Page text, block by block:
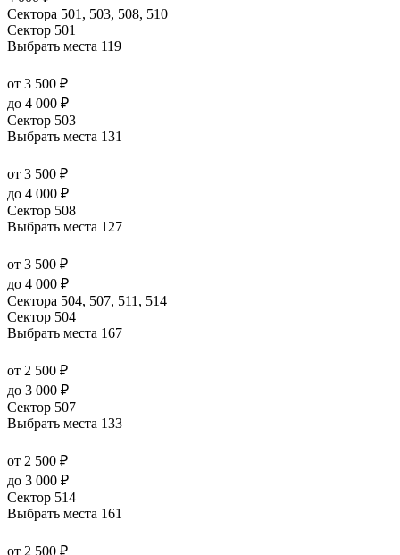
Сектора 501, 503, 508, 510
Сектор 501
Выбрать места 119
от 3 500 ₽
до 4 000 ₽
Сектор 503
Выбрать места 131
от 3 500 ₽
до 4 000 ₽
Сектор 508
Выбрать места 127
от 3 500 ₽
до 4 000 ₽
Сектора 504, 507, 511, 514
Сектор 504
Выбрать места 167
от 2 500 ₽
до 3 000 ₽
Сектор 507
Выбрать места 133
от 2 500 ₽
до 3 000 ₽
Сектор 514
Выбрать места 161
от 2 500 ₽